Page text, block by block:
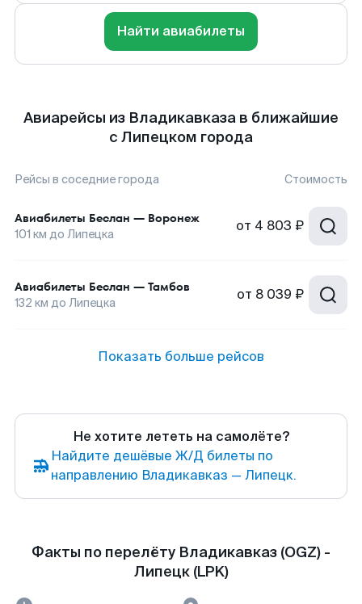
Найти авиабилеты
Авиарейсы из Владикавказа в ближайшие
с Липецком города
Рейсы в соседние города Стоимость
Авиабилеты Беслан — Воронеж
101 км до Липецка от 4 803 ₽
Авиабилеты Беслан — Тамбов
132 км до Липецка от 8 039 ₽
Показать больше рейсов
Не хотите лететь на самолёте?
Найдите дешёвые Ж/Д билеты по
направлению Владикавказ — Липецк.
Факты по перелёту Владикавказ (OGZ) -
Липецк (LPK)